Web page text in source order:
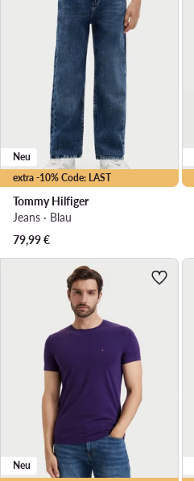
extra -10% Code: LAST
Neu
Tommy Hilfiger
Jeans · Blau
79,99€
Neu